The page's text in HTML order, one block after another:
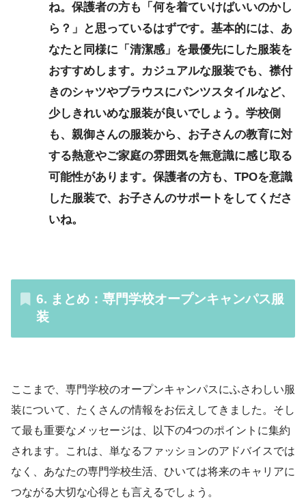
ね。保護者の方も「何を着ていけばいいのかし
ら？」と思っているはずです。基本的には、あ
なたと同様に「清潔感」を最優先にした服装を
おすすめします。カジュアルな服装でも、襟付
きのシャツやブラウスにパンツスタイルなど、
少しきれいめな服装が良いでしょう。学校側
も、親御さんの服装から、お子さんの教育に対
する熱意やご家庭の雰囲気を無意識に感じ取る
可能性があります。保護者の方も、TPOを意識
した服装で、お子さんのサポートをしてくださ
いね。
6. まとめ：専門学校オープンキャンパス服
装
ここまで、専門学校のオープンキャンパスにふさわしい服
装について、たくさんの情報をお伝えしてきました。そし
て最も重要なメッセージは、以下の4つのポイントに集約
されます。これは、単なるファッションのアドバイスでは
なく、あなたの専門学校生活、ひいては将来のキャリアに
つながる大切な心得とも言えるでしょう。